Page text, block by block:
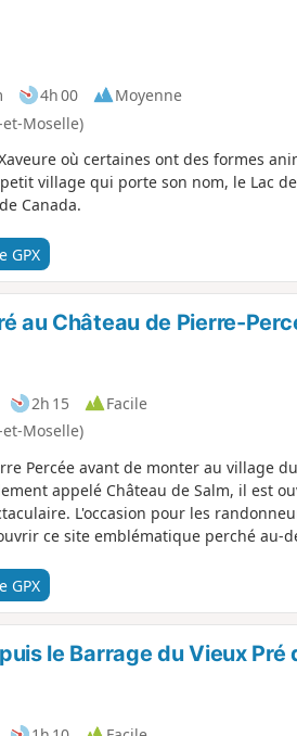
4h 00
Moyenne
Moselle)
où certaines ont des formes
village qui porte son nom, le Lac
Canada.
GPX
au Château de Pierre-
2h 15
Facile
Moselle)
Percée avant de monter au village
appelé Château de Salm, il est
L'occasion pour les
ce site emblématique perché au-
GPX
le Barrage du Vieux Pré